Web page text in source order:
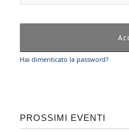
Hai dimenticato la password?
PROSSIMI EVENTI